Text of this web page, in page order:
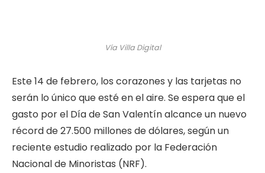
Vía Villa Digital
Este 14 de febrero, los corazones y las tarjetas no
serán lo único que esté en el aire. Se espera que el
gasto por el Día de San Valentín alcance un nuevo
récord de 27.500 millones de dólares, según un
reciente estudio realizado por la Federación
Nacional de Minoristas (NRF).